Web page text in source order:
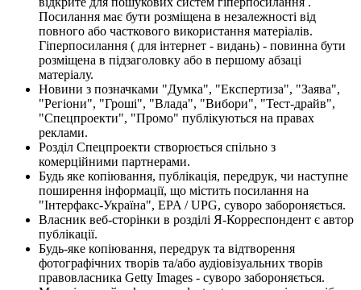
Посилання має бути розміщена в незалежності від
повного або часткового використання матеріалів.
Гіперпосилання ( для інтернет - видань) - повинна бути
розміщена в підзаголовку або в першому абзаці
матеріалу.
Новини з позначками "Думка", "Експертиза", "Заява",
"Регіони", "Гроші", "Влада", "Вибори", "Тест-драйв",
"Спецпроекти", "Промо" публікуються на правах
реклами.
Розділ Спецпроекти створюється спільно з
комерційними партнерами.
Будь яке копіювання, публікація, передрук, чи наступне
поширення інформації, що містить посилання на
"Інтерфакс-Україна", EPA / UPG, суворо забороняється.
Власник веб-сторінки в розділі Я-Корреспондент є автор
публікації.
Будь-яке копіювання, передрук та відтворення
фотографічних творів та/або аудіовізуальних творів
правовласника Getty Images - суворо забороняється.